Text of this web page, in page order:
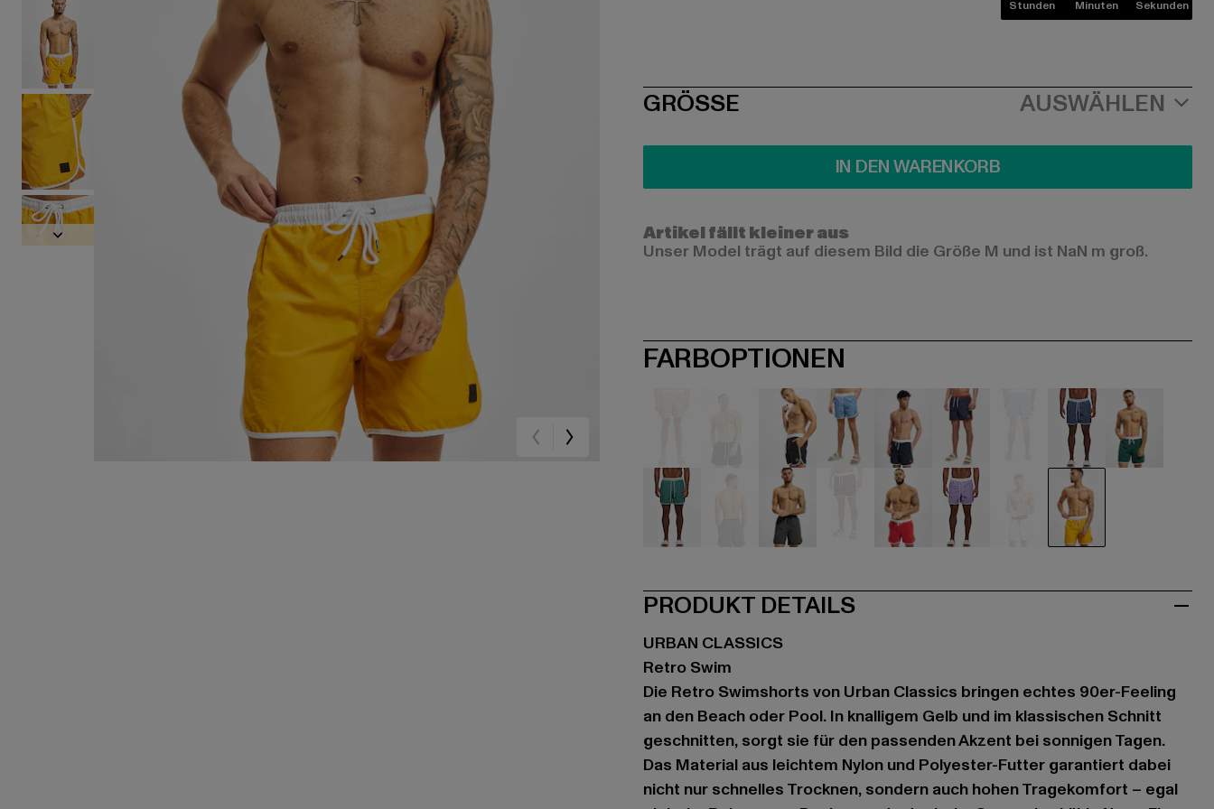
Stunden Minuten Sekunden
SIZE
GRÖSSE AUSWÄHLEN
IN DEN WARENKORB
Artikel fällt kleiner aus
Unser Model trägt auf diesem Bild die Größe M und ist NaN m groß.
FARBOPTIONEN
beige schwarzschwarz blau blau blau
PRODUKT DETAILS
URBAN CLASSICS
Retro Swim
Die Retro Swimshorts von Urban Classics bringen echtes 90er-Feeling
an den Beach oder Pool. In knalligem Gelb und im klassischen Schnitt
geschnitten, sorgt sie für den passenden Akzent bei sonnigen Tagen.
Das Material aus leichtem Nylon und Polyester-Futter garantiert dabei
nicht nur schnelles Trocknen, sondern auch hohen Tragekomfort – egal